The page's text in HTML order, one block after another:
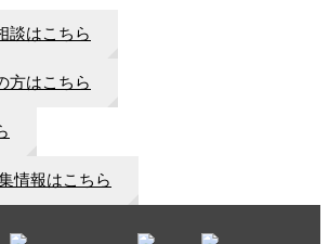
談はこちら
方はこちら
情報はこちら